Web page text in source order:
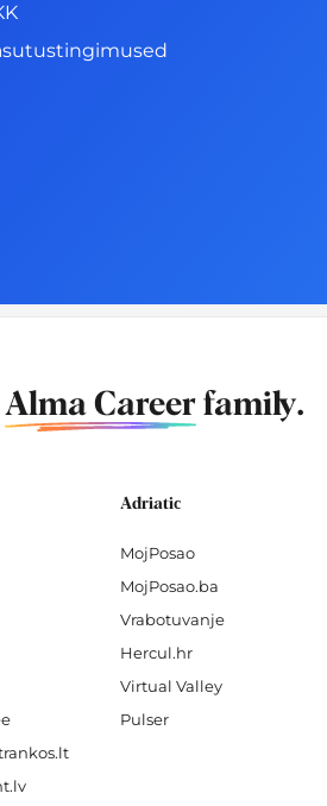
Alma Careerfamily.
Adriatic
MojPosao
MojPosao.ba
Vrabotuvanje
Hercul.hr
Virtual Valley
Pulser